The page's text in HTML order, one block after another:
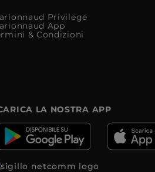
Privilege
App
& Condizioni
LA NOSTRA APP